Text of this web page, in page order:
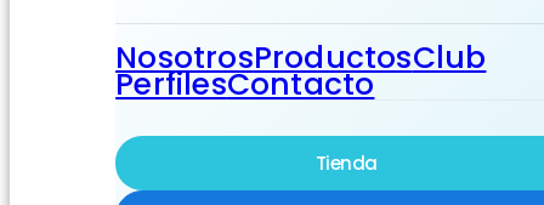
NosotrosProductosClub
PerfilesContacto
Tienda